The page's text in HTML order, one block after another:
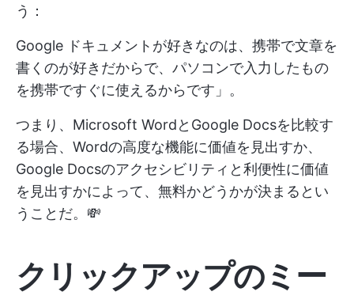
う：
Google ドキュメントが好きなのは、携帯で文章を
書くのが好きだからで、パソコンで入力したもの
を携帯ですぐに使えるからです」。
つまり、Microsoft WordとGoogle Docsを比較す
る場合、Wordの高度な機能に価値を見出すか、
Google Docsのアクセシビリティと利便性に価値
を見出すかによって、無料かどうかが決まるとい
うことだ。💸
クリックアップのミー